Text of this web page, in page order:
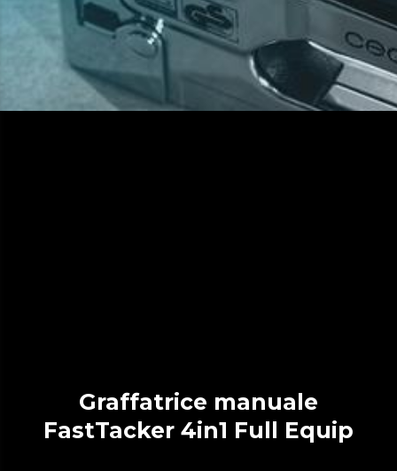
Graffatrice manuale
FastTacker 4in1 Full Equip